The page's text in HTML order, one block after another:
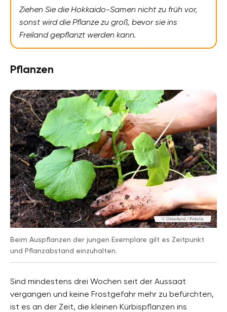
Ziehen Sie die Hokkaido-Samen nicht zu früh vor,
sonst wird die Pflanze zu groß, bevor sie ins
Freiland gepflanzt werden kann.
Pflanzen
Beim Auspflanzen der jungen Exemplare gilt es Zeitpunkt
und Pflanzabstand einzuhalten.
Sind mindestens drei Wochen seit der Aussaat
vergangen und keine Frostgefahr mehr zu befürchten,
ist es an der Zeit, die kleinen Kürbispflanzen ins